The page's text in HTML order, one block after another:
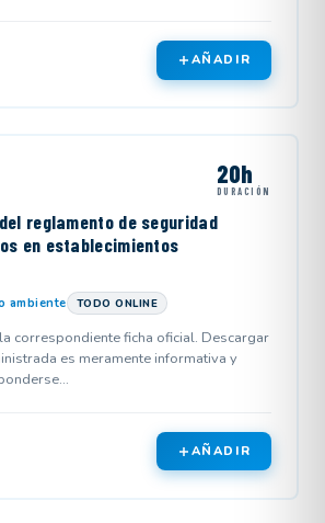
AÑADIR
20h
DURACIÓN
reglamento de seguridad
en establecimientos
ambiente TODO ONLINE
correspondiente ficha oficial. Descargar
es meramente informativa y
AÑADIR